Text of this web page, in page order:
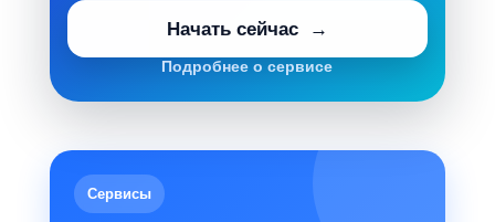
Начать сейчас
Подробнее о сервисе
Сервисы